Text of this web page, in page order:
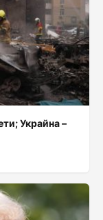
Украйна –